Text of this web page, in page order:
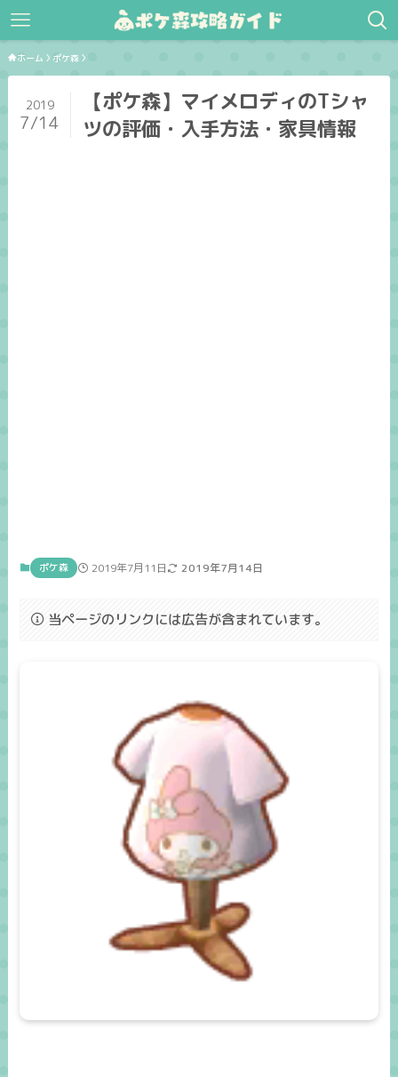
ホーム ポケ森
【ポケ森】マイメロディのTシャ
ツの評価・入手方法・家具情報
2019
7/14
ポケ森 2019年7月11日 2019年7月14日
当ページのリンクには広告が含まれています。